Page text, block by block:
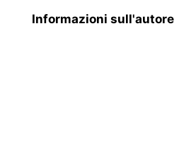
Informazioni sull'autore